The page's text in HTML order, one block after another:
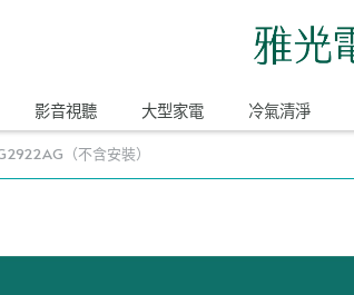
影音視聽 大型家電 冷氣清淨
（不含安裝）